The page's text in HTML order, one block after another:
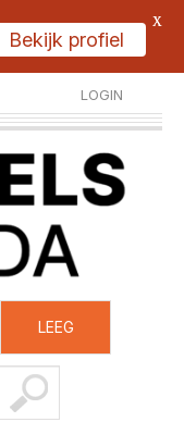
LOGIN
REGISTREER
LEEG
Bekijk profiel
X